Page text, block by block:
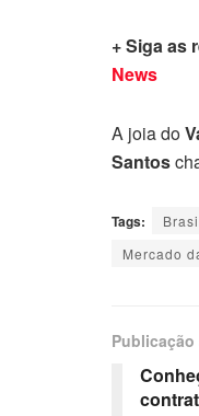
+ Siga as
News
A joia do
Santos
Tags:
Mercado